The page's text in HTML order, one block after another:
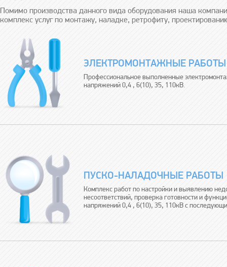
Помимо производства данного вида оборудования наша
комплекс услуг по монтажу, наладке, ретрофиту,
ЭЛЕКТРОМОНТАЖНЫЕ РАБОТЫ
Профессиональное выполненные
напряжений 0,4 , 6(10), 35, 110кВ.
ПУСКО-НАЛАДОЧНЫЕ РАБОТЫ
Комплекс работ по настройки и выявлению
несоответствий, проверка готовности и
напряжений 0,4 , 6(10), 35, 110кВ с